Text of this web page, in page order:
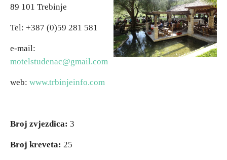
Banjski turizam
Avantura
Kulturni turizam
Gastronomija
89 101 Trebinje
Tel: +387 (0)59 281 581
e-mail:
motelstudenac@gmail.com
web: www.trbinjeinfo.com
Broj zvjezdica: 3
Broj kreveta: 25